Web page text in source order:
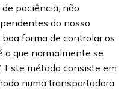
paciência, não
do nosso
forma de controlar os
o que normalmente se
Este método consiste em
numa transportadora